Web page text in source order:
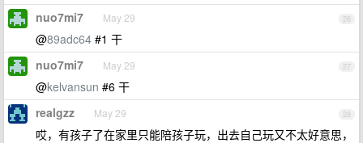
26
nuo7mi7 May 29
@89adc64 #1 干
27
nuo7mi7 May 29
@kelvansun #6 干
28
realgzz May 29
哎，有孩子了在家里只能陪孩子玩，出去自己玩又不太好意思，